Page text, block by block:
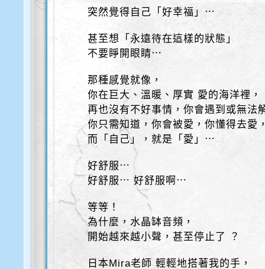
突然覺得自己「好幸福」⋯
甚至想「永遠待在這樣的狀態」
不要睜開眼睛⋯
那種感覺就像，
你在巨大、溫暖、厚實 愛的海洋裡，
再也沒有不好事情，你會遇到或無法
你只需知道，你會被愛，你懂得去愛
而「自己」，就是「愛」⋯
好舒服⋯
好舒服⋯ 好舒服啊⋯
等等！
為什麼，水晶缽音頻，
開始越來越小聲，甚至停止了 ？
日本Mira老師 輕輕地搭著我的手，